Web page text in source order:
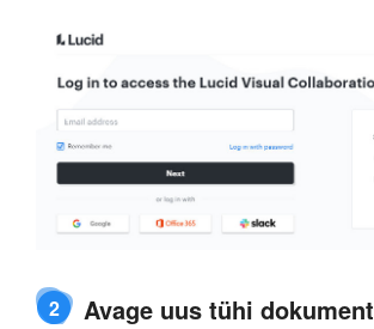
2 Avage uus tühi dokument